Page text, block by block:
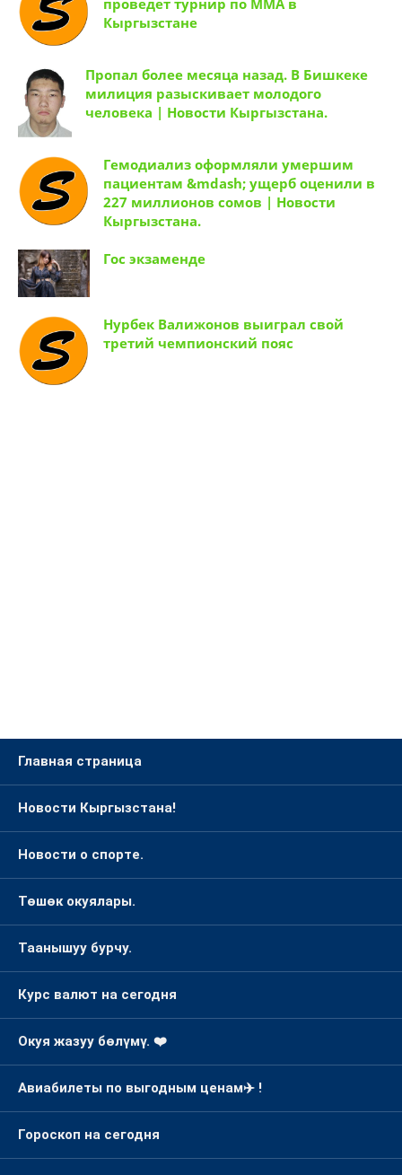
Кыргызстане
Пропал более месяца назад. В Бишкеке
милиция разыскивает молодого
человека | Новости Кыргызстана.
Гемодиализ оформляли умершим
пациентам &mdash; ущерб оценили в
227 миллионов сомов | Новости
Кыргызстана.
Гос экзаменде
Нурбек Валижонов выиграл свой
третий чемпионский пояс
Главная страница
Новости Кыргызстана!
Новости о спорте.
Төшөк окуялары.
Таанышуу бурчу.
Курс валют на сегодня
Окуя жазуу бөлүмү. ❤️
Авиабилеты по выгодным ценам✈️ !
Гороскоп на сегодня